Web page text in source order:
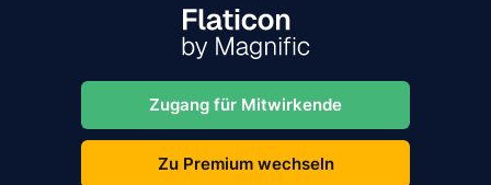
Zugang für Mitwirkende
Zu Premium wechseln